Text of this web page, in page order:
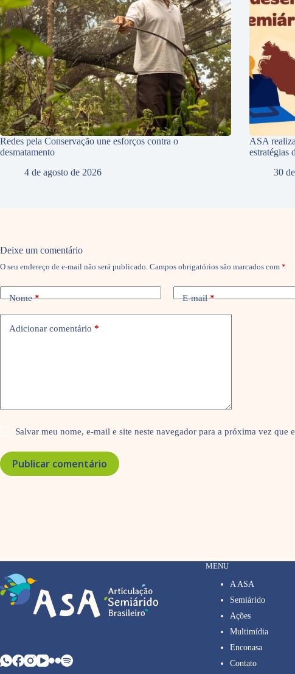
Redes pela Conservação une esforços contra o
desmatamento
4 de agosto de 2026
ASA
estratégias
30
Deixe um comentário
O seu endereço de e-mail não será publicado. Campos obrigatórios são marcados com *
Nome* E-mail*
Adicionar comentário *
Salvar meu nome, e-mail e site neste navegador para a próxima vez que
Publicar comentário
MENU
A ASA
Semiárido
Ações
Multimídia
Enconasa
Contato